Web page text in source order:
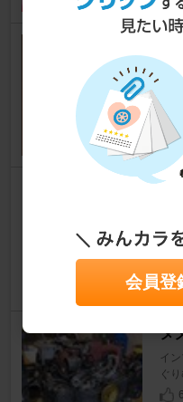
イ
イ
ス
ニャ
タ
イ
ぐ
6
会員登